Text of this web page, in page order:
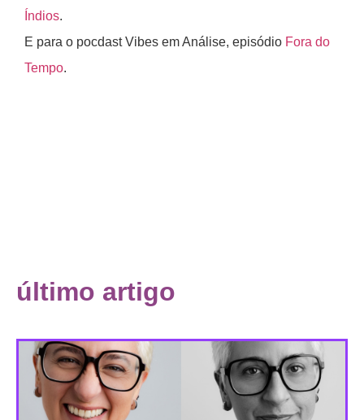
Índios.
E para o pocdast Vibes em Análise, episódio Fora do
Tempo.
último artigo